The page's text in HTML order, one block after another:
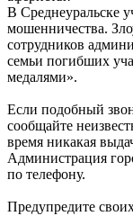
В Среднеуральске
мошенничества.
сотрудников
семьи погибших
медалями».
Если подобный
сообщайте
время никакая
Администрация
по телефону.
Предупредите